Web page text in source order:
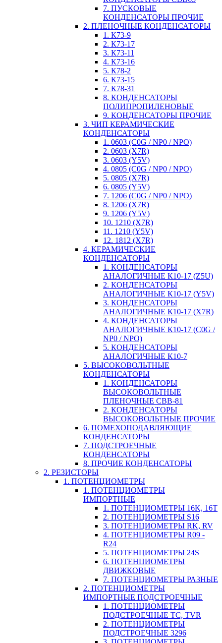
7. ПУСКОВЫЕ
КОНДЕНСАТОРЫ ПРОЧИЕ
2. ПЛЕНОЧНЫЕ КОНДЕНСАТОРЫ
1. К73-9
2. К73-17
3. К73-11
4. К73-16
5. К78-2
6. К73-15
7. К78-31
8. КОНДЕНСАТОРЫ
ПОЛИПРОПИЛЕНОВЫЕ
9. КОНДЕНСАТОРЫ ПРОЧИЕ
3. ЧИП КЕРАМИЧЕСКИЕ
КОНДЕНСАТОРЫ
1. 0603 (C0G / NP0 / NPO)
2. 0603 (X7R)
3. 0603 (Y5V)
4. 0805 (C0G / NP0 / NPO)
5. 0805 (X7R)
6. 0805 (Y5V)
7. 1206 (C0G / NP0 / NPO)
8. 1206 (X7R)
9. 1206 (Y5V)
10. 1210 (X7R)
11. 1210 (Y5V)
12. 1812 (X7R)
4. КЕРАМИЧЕСКИЕ
КОНДЕНСАТОРЫ
1. КОНДЕНСАТОРЫ
АНАЛОГИЧНЫЕ К10-17 (Z5U)
2. КОНДЕНСАТОРЫ
АНАЛОГИЧНЫЕ К10-17 (Y5V)
3. КОНДЕНСАТОРЫ
АНАЛОГИЧНЫЕ К10-17 (X7R)
4. КОНДЕНСАТОРЫ
АНАЛОГИЧНЫЕ К10-17 (C0G /
NP0 / NPO)
5. КОНДЕНСАТОРЫ
АНАЛОГИЧНЫЕ К10-7
5. ВЫСОКОВОЛЬТНЫЕ
КОНДЕНСАТОРЫ
1. КОНДЕНСАТОРЫ
ВЫСОКОВОЛЬТНЫЕ
ПЛЕНОЧНЫЕ CBB-81
2. КОНДЕНСАТОРЫ
ВЫСОКОВОЛЬТНЫЕ ПРОЧИЕ
6. ПОМЕХОПОДАВЛЯЮЩИЕ
КОНДЕНСАТОРЫ
7. ПОДСТРОЕЧНЫЕ
КОНДЕНСАТОРЫ
8. ПРОЧИЕ КОНДЕНСАТОРЫ
2. РЕЗИСТОРЫ
1. ПОТЕНЦИОМЕТРЫ
1. ПОТЕНЦИОМЕТРЫ
ИМПОРТНЫЕ
1. ПОТЕНЦИОМЕТРЫ 16K, 16T
2. ПОТЕНЦИОМЕТРЫ S16
3. ПОТЕНЦИОМЕТРЫ RK, RV
4. ПОТЕНЦИОМЕТРЫ R09 -
R24
5. ПОТЕНЦИОМЕТРЫ 24S
6. ПОТЕНЦИОМЕТРЫ
ДВИЖКОВЫЕ
7. ПОТЕНЦИОМЕТРЫ РАЗНЫЕ
2. ПОТЕНЦИОМЕТРЫ
ИМПОРТНЫЕ ПОДСТРОЕЧНЫЕ
1. ПОТЕНЦИОМЕТРЫ
ПОДСТРОЕЧНЫЕ TC, TVR
2. ПОТЕНЦИОМЕТРЫ
ПОДСТРОЕЧНЫЕ 3296